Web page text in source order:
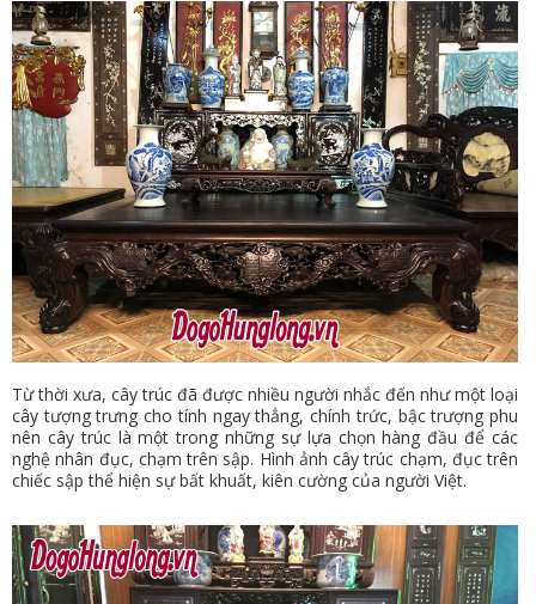
Từ thời xưa, cây trúc đã được nhiều người nhắc đến như một loại
cây tượng trưng cho tính ngay thẳng, chính trức, bậc trượng phu
nên cây trúc là một trong những sự lựa chọn hàng đầu để các
nghệ nhân đục, chạm trên sập. Hình ảnh cây trúc chạm, đục trên
chiếc sập thể hiện sự bất khuất, kiên cường của người Việt.